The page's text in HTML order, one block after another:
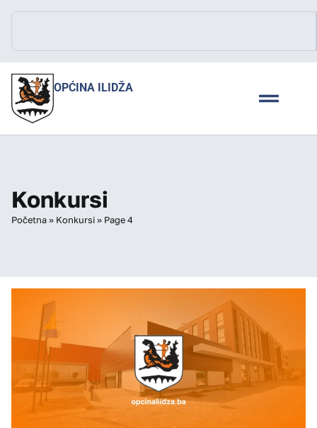
OPĆINA ILIDŽA
Konkursi
Početna» Konkursi» Page 4